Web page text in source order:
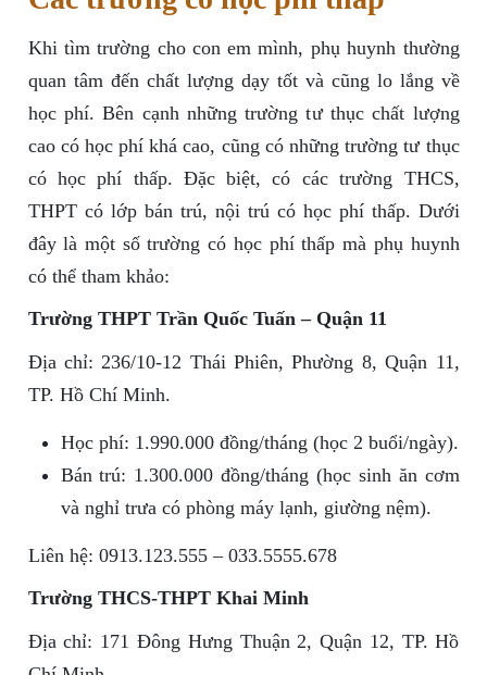
Khi tìm trường cho con em mình, phụ huynh thường
quan tâm đến chất lượng dạy tốt và cũng lo lắng về
học phí. Bên cạnh những trường tư thục chất lượng
cao có học phí khá cao, cũng có những trường tư thục
có học phí thấp. Đặc biệt, có các trường THCS,
THPT có lớp bán trú, nội trú có học phí thấp. Dưới
đây là một số trường có học phí thấp mà phụ huynh
có thể tham khảo:
Trường THPT Trần Quốc Tuấn – Quận 11
Địa chỉ: 236/10-12 Thái Phiên, Phường 8, Quận 11,
TP. Hồ Chí Minh.
Học phí: 1.990.000 đồng/tháng (học 2 buổi/ngày).
Bán trú: 1.300.000 đồng/tháng (học sinh ăn cơm
và nghỉ trưa có phòng máy lạnh, giường nệm).
Liên hệ: 0913.123.555 – 033.5555.678
Trường THCS-THPT Khai Minh
Địa chỉ: 171 Đông Hưng Thuận 2, Quận 12, TP. Hồ